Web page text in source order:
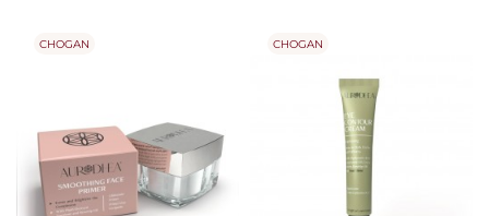
CHOGAN CHOGAN